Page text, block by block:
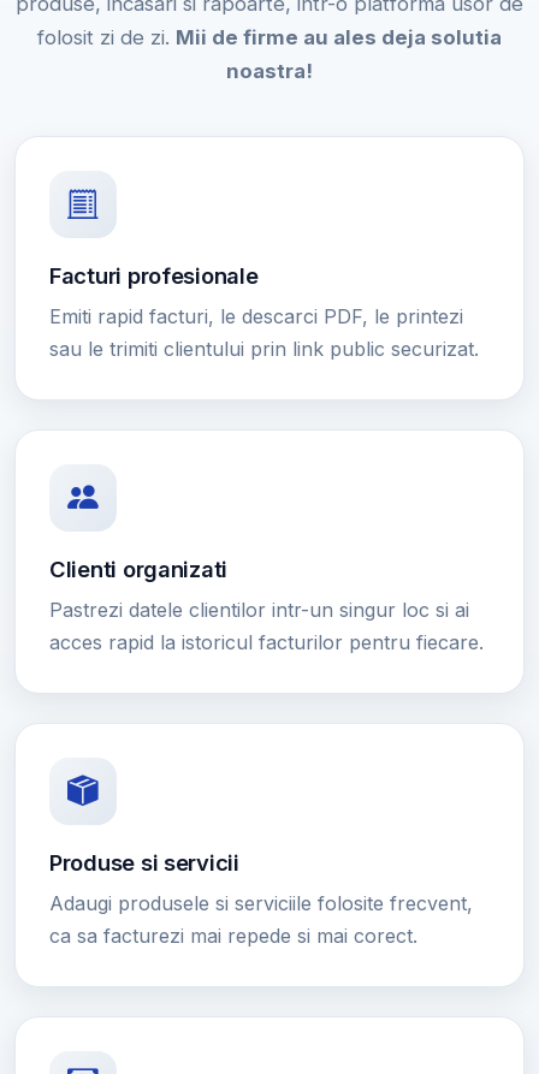
folosit zi de zi. Mii de firme au ales deja solutia
noastra!
Facturi profesionale
Emiti rapid facturi, le descarci PDF, le printezi
sau le trimiti clientului prin link public securizat.
Clienti organizati
Pastrezi datele clientilor intr-un singur loc si ai
acces rapid la istoricul facturilor pentru fiecare.
Produse si servicii
Adaugi produsele si serviciile folosite frecvent,
ca sa facturezi mai repede si mai corect.